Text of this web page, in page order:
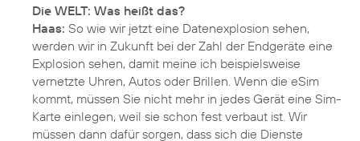
Haas: So wie wir jetzt eine Datenexplosion sehen,
werden wir in Zukunft bei der Zahl der Endgeräte eine
Explosion sehen, damit meine ich beispielsweise
vernetzte Uhren, Autos oder Brillen. Wenn die eSim
kommt, müssen Sie nicht mehr in jedes Gerät eine Sim-
Karte einlegen, weil sie schon fest verbaut ist. Wir
müssen dann dafür sorgen, dass sich die Dienste